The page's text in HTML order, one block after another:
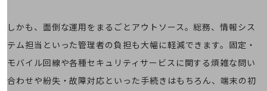
Web明細(ビリングステーション)
料金分析(ご利用料金管理サービス)
しかも、面倒な運用をまるごとアウトソース。総務、情報シス
テム担当といった管理者の負担も大幅に軽減できます。固定・
モバイル回線や各種セキュリティサービスに関する煩雑な問い
合わせや紛失・故障対応といった手続きはもちろん、端末の初